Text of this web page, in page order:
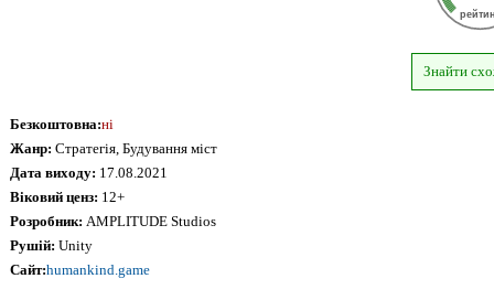
Знайти
Безкоштовна:ні
Жанр: Стратегія, Будування міст
Дата виходу: 17.08.2021
Віковий ценз: 12+
Розробник: AMPLITUDE Studios
Рушій: Unity
Сайт:humankind.game